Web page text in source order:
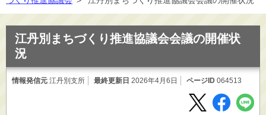
観光
施設一覧
江丹別まちづくり推進協議会会議の開催状
況
情報発信元 江丹別支所 最終更新日 2026年4月6日 ページID 064513